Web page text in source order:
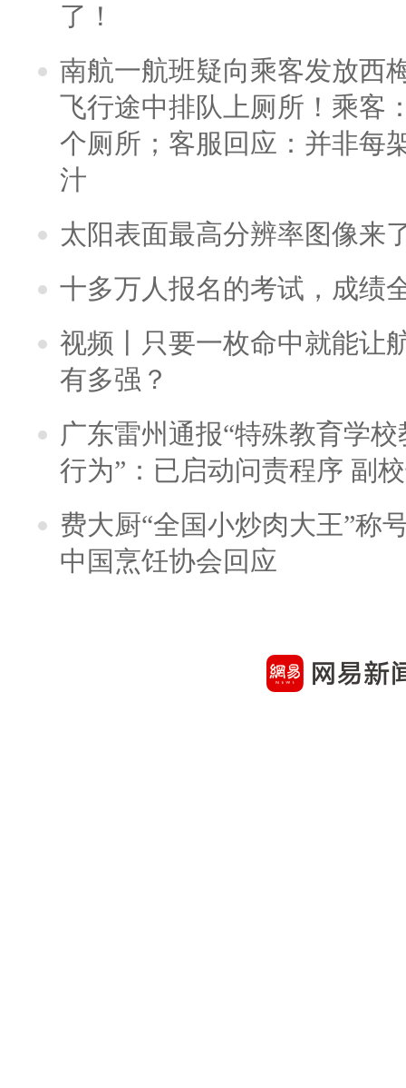
了！
南航一航班疑向乘客发放西
飞行途中排队上厕所！乘客
个厕所；客服回应：并非每
汁
太阳表面最高分辨率图像来
十多万人报名的考试，成绩
视频丨只要一枚命中就能让
有多强？
广东雷州通报“特殊教育学
行为”：已启动问责程序 副
费大厨“全国小炒肉大王”称
中国烹饪协会回应